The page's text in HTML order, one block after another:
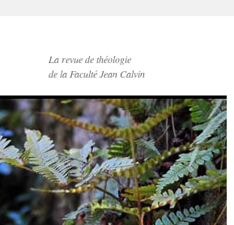
La revue de théologie
de la Faculté Jean Calvin